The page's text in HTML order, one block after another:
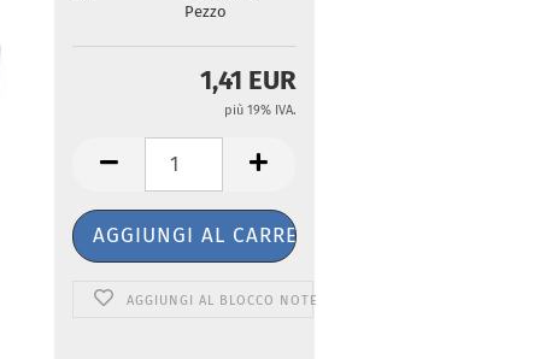
Pezzo
1,41 EUR
più 19% IVA.
AGGIUNGI AL BLOCCO NOTE